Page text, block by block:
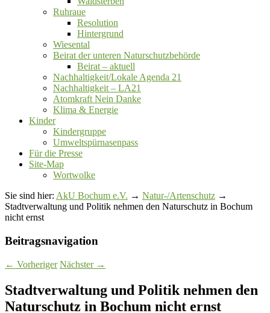
Ruhraue
Resolution
Hintergrund
Wiesental
Beirat der unteren Naturschutzbehörde
Beirat ‒ aktuell
Nachhaltigkeit/Lokale Agenda 21
Nachhaltigkeit – LA21
Atomkraft Nein Danke
Klima & Energie
Kinder
Kindergruppe
Umweltspürnasenpass
Für die Presse
Site-Map
Wortwolke
Sie sind hier: AkU Bochum e.V. → Natur-/Artenschutz →
Stadtverwaltung und Politik nehmen den Naturschutz in Bochum
nicht ernst
Beitragsnavigation
← Vorheriger Nächster →
Stadtverwaltung und Politik nehmen den
Naturschutz in Bochum nicht ernst